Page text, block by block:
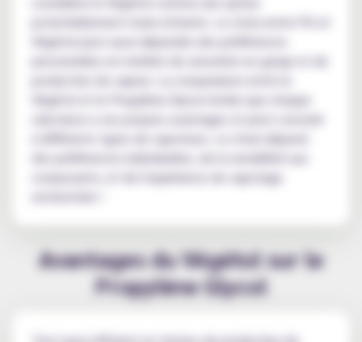
Végétol peut aussi dépendre des préférences
personnelles en matière de sensation en gorge et de
production de vapeur. La comparaison entre le
Végétol et le Propylène Glycol révèle que chaque
substance a ses propres avantages et peut convenir
à différents types de vapoteurs. Le choix dépend
composants, et de l'expérience de vapotage
Avantages du Végétol sur le
Propylène Glycol